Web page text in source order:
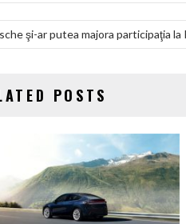
şi-ar putea majora participaţia la
POSTS